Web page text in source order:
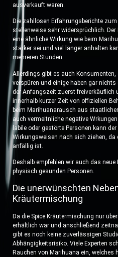
ausverkauft waren.
Die zahllosen Erfahrungsberichte
stellenweise sehr widersprüchlich.
eine ähnliche Wirkung wie beim
stärker sei und viel länger anhalten
mehreren Stunden.
Allerdings gibt es auch
verspüren und einige haben gar
der Anfangszeit zuerst freiverkäuflich
innerhalb kurzer Zeit von offiziellen
beim Marihuanarausch aus
auch vermeitnliche negative
labile oder gestörte Personen kann
Wirkungsweisen nach sich ziehen,
anfällig ist.
Deshalb empfehlen wir auch das
physisch gesunden Personen.
Die unerwünschten
Kräutermischung
Da die Spice Kräutermischung nur
erhältlich war und anschließend
gibt es noch keine zuverlässigen
Abhängigkeitsrisiko. Viele Experten
Rauchen von Marihuana ein, welches